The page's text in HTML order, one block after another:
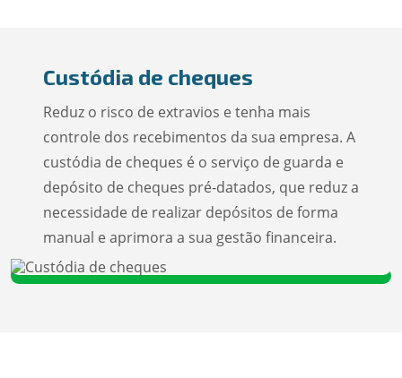
Custódia de cheques
Reduz o risco de extravios e tenha mais
controle dos recebimentos da sua empresa. A
custódia de cheques é o serviço de guarda e
depósito de cheques pré-datados, que reduz a
necessidade de realizar depósitos de forma
manual e aprimora a sua gestão financeira.